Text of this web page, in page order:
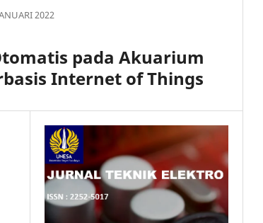
2022
pada Akuarium
Internet of Things